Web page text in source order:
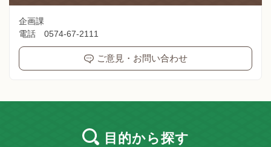
企画課
電話 0574-67-2111
ご意見・お問い合わせ
目的から探す